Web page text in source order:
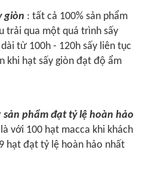
giòn : tất cả 100% sản phẩm
trải qua một quá trình sấy
từ 100h - 120h sấy liên tục
khi hạt sấy giòn đạt độ ẩm
phẩm đạt tỷ lệ hoàn hảo
với 100 hạt macca khi khách
hạt đạt tỷ lệ hoàn hảo nhất